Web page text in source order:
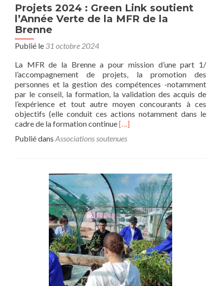
Projets 2024 : Green Link soutient
l’Année Verte de la MFR de la
Brenne
Publié le 31 octobre 2024
La MFR de la Brenne a pour mission d’une part 1/
l’accompagnement de projets, la promotion des
personnes et la gestion des compétences -notamment
par le conseil, la formation, la validation des acquis de
l’expérience et tout autre moyen concourants à ces
objectifs (elle conduit ces actions notamment dans le
cadre de la formation continueEn
plus
:
Green
Link
soutient
l’Année
Verte
de
la
MFR
de
la
Brenne
[…]
Publié dans Associations soutenues